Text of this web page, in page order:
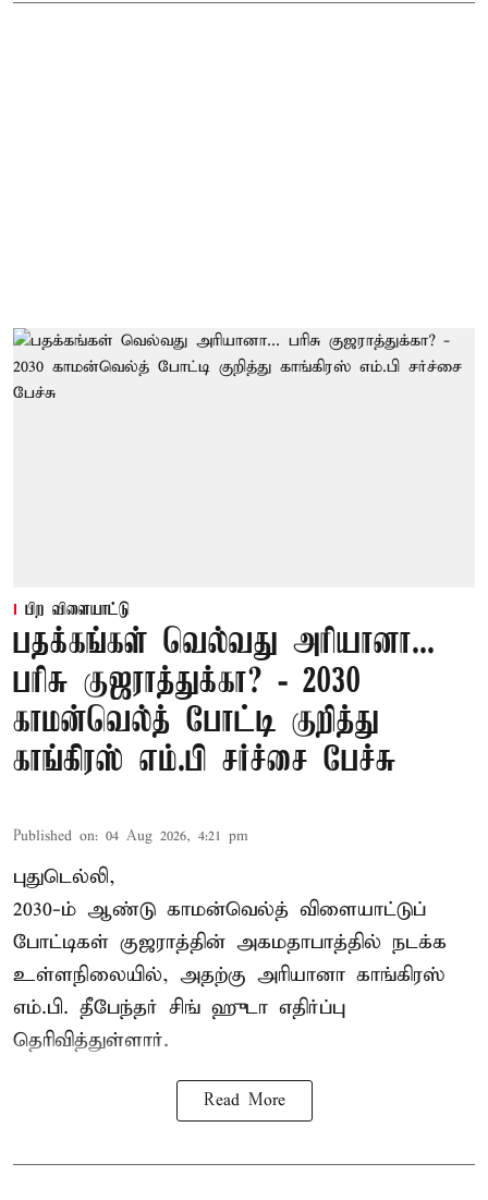
பிற விளையாட்டு
பதக்கங்கள் வெல்வது அரியானா...
பரிசு குஜராத்துக்கா? - 2030
காமன்வெல்த் போட்டி குறித்து
காங்கிரஸ் எம்.பி சர்ச்சை பேச்சு
Published on: 04 Aug 2026, 4:21 pm
புதுடெல்லி,
2030-ம் ஆண்டு காமன்வெல்த் விளையாட்டுப்
போட்டிகள் குஜராத்தின் அகமதாபாத்தில் நடக்க
உள்ளநிலையில், அதற்கு அரியானா காங்கிரஸ்
எம்.பி. தீபேந்தர் சிங் ஹுடா எதிர்ப்பு
தெரிவித்துள்ளார்.
Read More